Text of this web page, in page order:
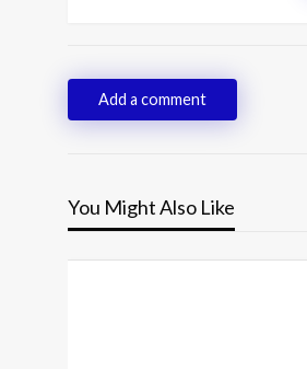
Add a comment
You Might Also Like